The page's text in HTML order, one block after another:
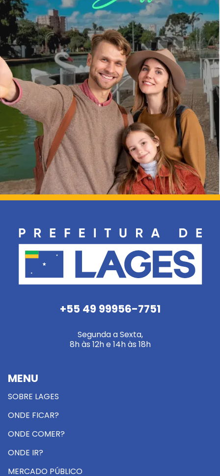
+55 49 99956-7751
Segunda a Sexta,
8h às 12h e 14h às 18h
MENU
SOBRE LAGES
ONDE FICAR?
ONDE COMER?
ONDE IR?
MERCADO PÚBLICO